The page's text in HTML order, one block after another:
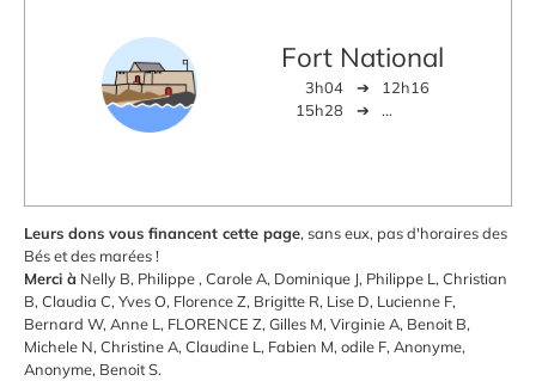
Fort National
3h04 ➔
12h16
15h28
➔ ...
Leurs dons vous financent cette page, sans eux, pas d'horaires des
Bés et des marées !
Merci à Nelly B, Philippe , Carole A, Dominique J, Philippe L, Christian
B, Claudia C, Yves O, Florence Z, Brigitte R, Lise D, Lucienne F,
Bernard W, Anne L, FLORENCE Z, Gilles M, Virginie A, Benoit B,
Michele N, Christine A, Claudine L, Fabien M, odile F, Anonyme,
Anonyme, Benoit S.